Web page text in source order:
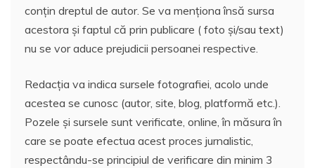
conțin dreptul de autor. Se va menționa însă sursa
acestora și faptul că prin publicare ( foto și/sau text)
nu se vor aduce prejudicii persoanei respective.
Redacția va indica sursele fotografiei, acolo unde
acestea se cunosc (autor, site, blog, platformă etc.).
Pozele și sursele sunt verificate, online, în măsura în
care se poate efectua acest proces jurnalistic,
respectându-se principiul de verificare din minim 3